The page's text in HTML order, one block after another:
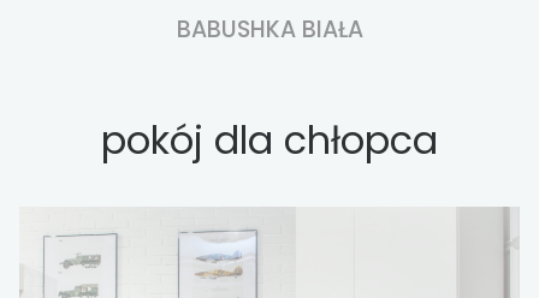
BABUSHKA BIAŁA
pokój dla chłopca